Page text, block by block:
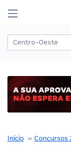
Início ›› Concursos